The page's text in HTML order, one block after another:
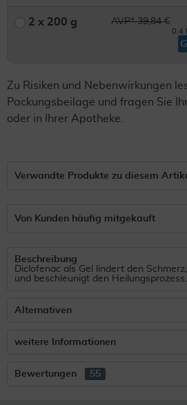
2 x 200 g AVP* 39,84 €
0.4
Zu Risiken und Nebenwirkungen
Packungsbeilage und fragen Sie
oder in Ihrer Apotheke.
Verwandte Produkte zu diesem
Von Kunden häufig mitgekauft
Beschreibung
Diclofenac als Gel lindert den
und beschleunigt den
Alternativen
weitere Informationen
Bewertungen 55